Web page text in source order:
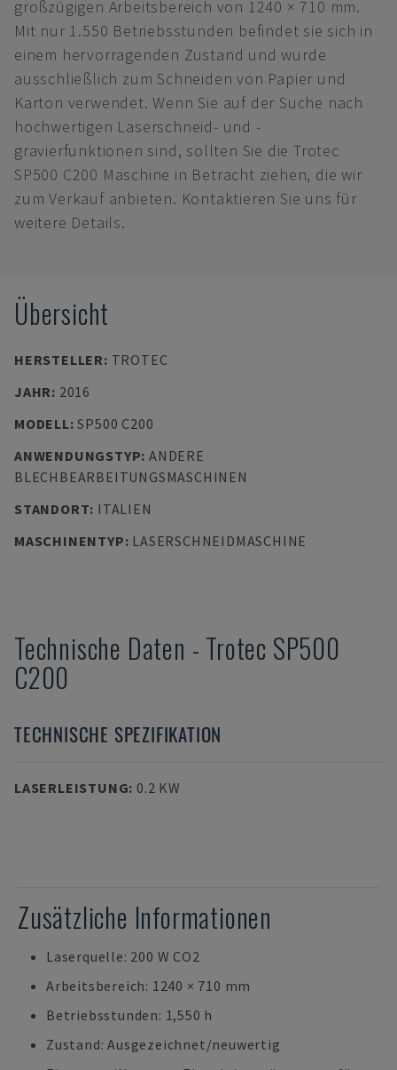
großzügigen Arbeitsbereich von 1240 × 710 mm.
Mit nur 1.550 Betriebsstunden befindet sie sich in
einem hervorragenden Zustand und wurde
ausschließlich zum Schneiden von Papier und
Karton verwendet. Wenn Sie auf der Suche nach
hochwertigen Laserschneid- und -
gravierfunktionen sind, sollten Sie die Trotec
SP500 C200 Maschine in Betracht ziehen, die wir
zum Verkauf anbieten. Kontaktieren Sie uns für
weitere Details.
Übersicht
HERSTELLER: TROTEC
JAHR: 2016
MODELL:SP500 C200
ANWENDUNGSTYP: ANDERE
BLECHBEARBEITUNGSMASCHINEN
STANDORT: ITALIEN
MASCHINENTYP: LASERSCHNEIDMASCHINE
Technische Daten - Trotec SP500
C200
TECHNISCHE SPEZIFIKATION
LASERLEISTUNG: 0.2 KW
Zusätzliche Informationen
Laserquelle: 200 W CO2
Arbeitsbereich: 1240 × 710 mm
Betriebsstunden: 1,550 h
Zustand: Ausgezeichnet/neuwertig